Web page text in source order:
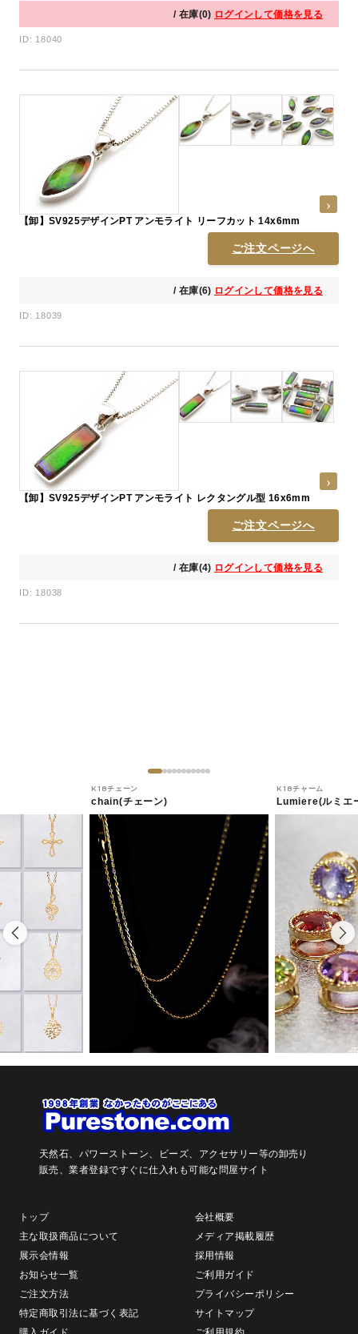
/ 在庫(0) ログインして価格を見る
ID: 18040
【卸】SV925デザインPT アンモライト リーフカット 14x6mm
ご注文ページへ
/ 在庫(6) ログインして価格を見る
ID: 18039
【卸】SV925デザインPT アンモライト レクタングル型 16x6mm
ご注文ページへ
/ 在庫(4) ログインして価格を見る
ID: 18038
K18チェーン
chain(チェーン)
K18チャーム
Lumiere(ルミエ
天然石、パワーストーン、ビーズ、アクセサリー等の卸売り
販売、業者登録ですぐに仕入れも可能な問屋サイト
トップ
会社概要
主な取扱商品について
メディア掲載履歴
展示会情報
採用情報
お知らせ一覧
ご利用ガイド
ご注文方法
プライバシーポリシー
特定商取引法に基づく表記
サイトマップ